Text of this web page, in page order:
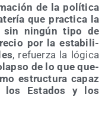
de la polí­ti­ca
que prac­ti­ca la
sin nin­gún tipo de
por la esta­bi­li­
, refuer­za la lógi­ca
de lo que que­
estruc­tu­ra capaz
los Esta­dos y los